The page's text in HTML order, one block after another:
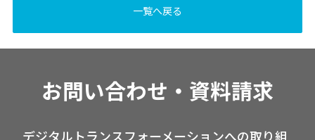
一覧へ戻る
お問い合わせ・資料請求
デジタルトランスフォーメーションへの取り組